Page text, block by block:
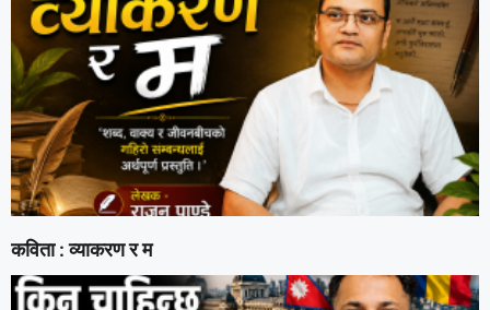
कविता : व्याकरण र म